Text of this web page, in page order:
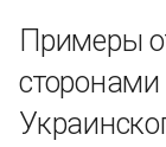
Примеры